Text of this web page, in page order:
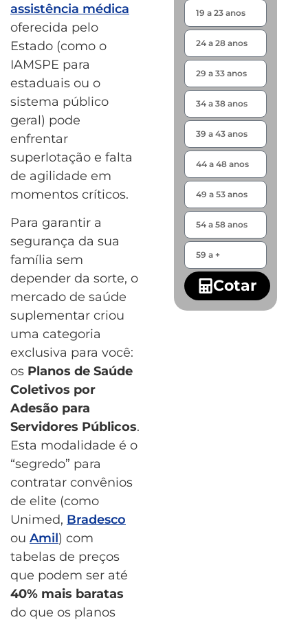
assistência médica
oferecida pelo
Estado (como o
IAMSPE para
estaduais ou o
sistema público
geral) pode
enfrentar
superlotação e falta
de agilidade em
momentos críticos.
Para garantir a
segurança da sua
família sem
depender da sorte, o
mercado de saúde
suplementar criou
uma categoria
exclusiva para você:
os Planos de Saúde
Coletivos por
Adesão para
Servidores Públicos.
Esta modalidade é o
“segredo” para
contratar convênios
de elite (como
Unimed, Bradesco
ou Amil) com
tabelas de preços
que podem ser até
40% mais baratas
do que os planos
Cotar